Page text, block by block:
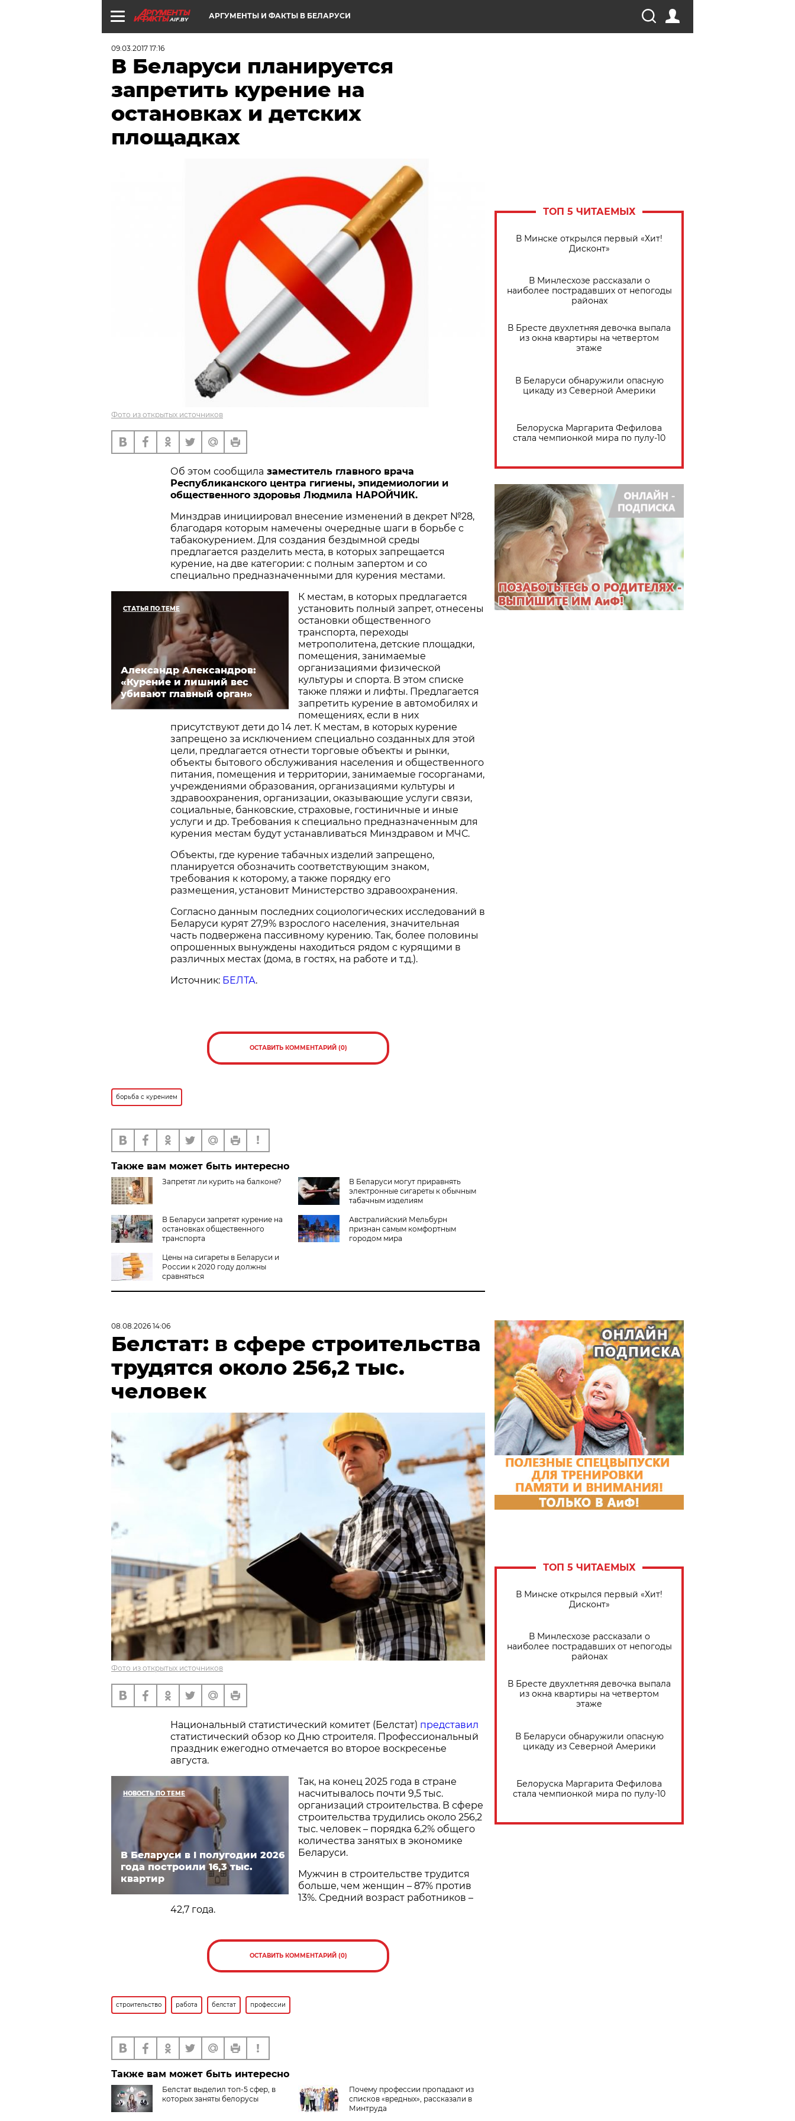
AIF.BY АРГУМЕНТЫ И ФАКТЫ В БЕЛАРУСИ
09.03.2017 17:16
В Беларуси планируется
запретить курение на
остановках и детских
площадках
Фото из открытых источников
Об этом сообщила заместитель главного врача
Республиканского центра гигиены, эпидемиологии и
общественного здоровья Людмила НАРОЙЧИК.
Минздрав инициировал внесение изменений в декрет №28,
благодаря которым намечены очередные шаги в борьбе с
табакокурением. Для создания бездымной среды
предлагается разделить места, в которых запрещается
курение, на две категории: с полным запертом и со
специально предназначенными для курения местами.
СТАТЬЯ ПО ТЕМЕ
Александр Александров:
«Курение и лишний вес
убивают главный орган»
К местам, в которых предлагается
установить полный запрет, отнесены
остановки общественного
транспорта, переходы
метрополитена, детские площадки,
помещения, занимаемые
организациями физической
культуры и спорта. В этом списке
также пляжи и лифты. Предлагается
запретить курение в автомобилях и
помещениях, если в них
присутствуют дети до 14 лет. К местам, в которых курение
запрещено за исключением специально созданных для этой
цели, предлагается отнести торговые объекты и рынки,
объекты бытового обслуживания населения и общественного
питания, помещения и территории, занимаемые госорганами,
учреждениями образования, организациями культуры и
здравоохранения, организации, оказывающие услуги связи,
социальные, банковские, страховые, гостиничные и иные
услуги и др. Требования к специально предназначенным для
курения местам будут устанавливаться Минздравом и МЧС.
Объекты, где курение табачных изделий запрещено,
планируется обозначить соответствующим знаком,
требования к которому, а также порядку его
размещения, установит Министерство здравоохранения.
Согласно данным последних социологических исследований в
Беларуси курят 27,9% взрослого населения, значительная
часть подвержена пассивному курению. Так, более половины
опрошенных вынуждены находиться рядом с курящими в
различных местах (дома, в гостях, на работе и т.д.).
Источник: БЕЛТА.
ОСТАВИТЬ КОММЕНТАРИЙ (0)
борьба с курением
Также вам может быть интересно
Запретят ли курить на балконе?
В Беларуси могут приравнять
электронные сигареты к обычным
табачным изделиям
В Беларуси запретят курение на
остановках общественного
транспорта
Австралийский Мельбурн
признан самым комфортным
городом мира
Цены на сигареты в Беларуси и
России к 2020 году должны
сравняться
ТОП 5 ЧИТАЕМЫХ
В Минске открылся первый «Хит!
Дисконт»
В Минлесхозе рассказали о
наиболее пострадавших от непогоды
районах
В Бресте двухлетняя девочка выпала
из окна квартиры на четвертом
этаже
В Беларуси обнаружили опасную
цикаду из Северной Америки
Белоруска Маргарита Фефилова
стала чемпионкой мира по пулу-10
08.08.2026 14:06
Белстат: в сфере строительства
трудятся около 256,2 тыс.
человек
Фото из открытых источников
Национальный статистический комитет (Белстат) представил
статистический обзор ко Дню строителя. Профессиональный
праздник ежегодно отмечается во второе воскресенье
августа.
НОВОСТЬ ПО ТЕМЕ
В Беларуси в I полугодии 2026
года построили 16,3 тыс.
квартир
Так, на конец 2025 года в стране
насчитывалось почти 9,5 тыс.
организаций строительства. В сфере
строительства трудились около 256,2
тыс. человек – порядка 6,2% общего
количества занятых в экономике
Беларуси.
Мужчин в строительстве трудится
больше, чем женщин – 87% против
13%. Средний возраст работников –
42,7 года.
ОСТАВИТЬ КОММЕНТАРИЙ (0)
строительство работа белстат профессии
Также вам может быть интересно
Белстат выделил топ-5 сфер, в
которых заняты белорусы
Почему профессии пропадают из
списков «вредных», рассказали в
Минтруда
ТОП 5 ЧИТАЕМЫХ
В Минске открылся первый «Хит!
Дисконт»
В Минлесхозе рассказали о
наиболее пострадавших от непогоды
районах
В Бресте двухлетняя девочка выпала
из окна квартиры на четвертом
этаже
В Беларуси обнаружили опасную
цикаду из Северной Америки
Белоруска Маргарита Фефилова
стала чемпионкой мира по пулу-10